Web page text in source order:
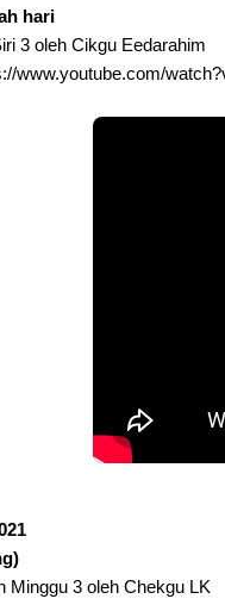
hari
3 oleh Cikgu Eedarahim
www.youtube.com/
Minggu 3 oleh Chekgu LK